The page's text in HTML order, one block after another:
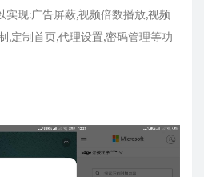
现:广告屏蔽,视频倍数播放,视频
,定制首页,代理设置,密码管理等功